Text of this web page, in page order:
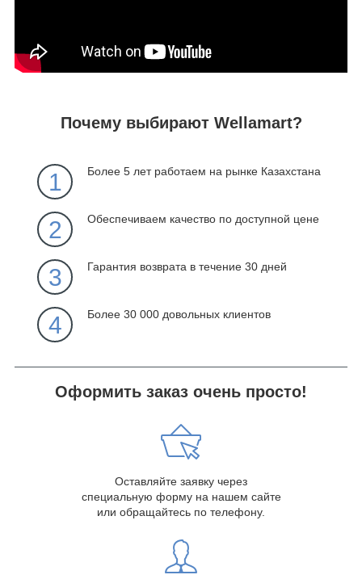
Почему выбирают Wellamart?
1 Более 5 лет работаем на рынке Казахстана
2 Обеспечиваем качество по доступной цене
3 Гарантия возврата в течение 30 дней
4 Более 30 000 довольных клиентов
Оформить заказ очень просто!
Оставляйте заявку через
специальную форму на нашем сайте
или обращайтесь по телефону.